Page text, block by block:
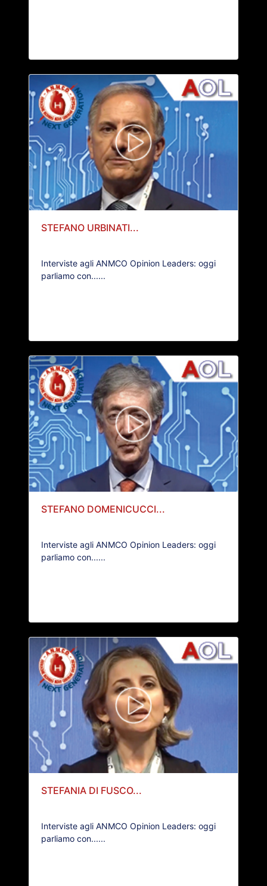
STEFANO URBINATI...
Interviste agli ANMCO Opinion Leaders: oggi
parliamo con......
STEFANO DOMENICUCCI...
Interviste agli ANMCO Opinion Leaders: oggi
parliamo con......
STEFANIA DI FUSCO...
Interviste agli ANMCO Opinion Leaders: oggi
parliamo con......